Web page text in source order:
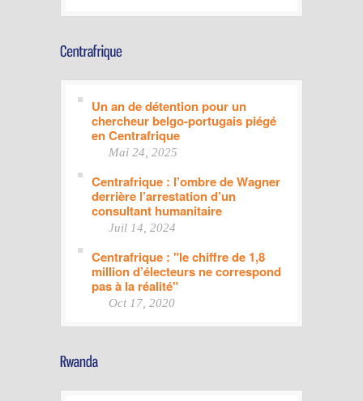
Un an de détention pour un
chercheur belgo-portugais piégé
en Centrafrique
Mai 24, 2025
Centrafrique : l’ombre de Wagner
derrière l’arrestation d’un
consultant humanitaire
Juil 14, 2024
Centrafrique : "le chiffre de 1,8
million d’électeurs ne correspond
pas à la réalité"
Oct 17, 2020